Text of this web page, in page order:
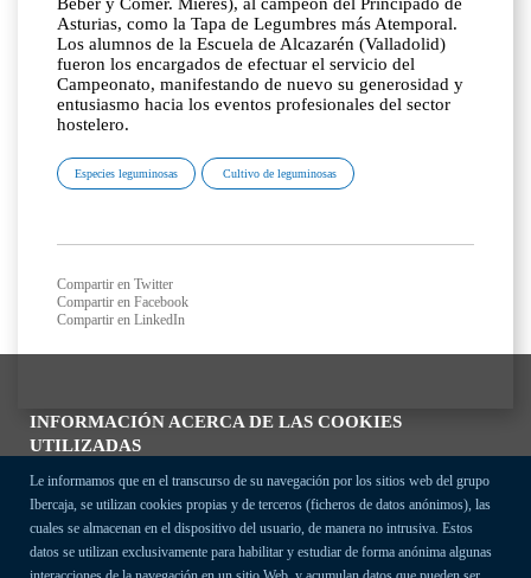
INFORMACIÓN ACERCA DE LAS COOKIES
UTILIZADAS
Le informamos que en el transcurso de su navegación por los sitios web del grupo
Ibercaja, se utilizan cookies propias y de terceros (ficheros de datos anónimos), las
cuales se almacenan en el dispositivo del usuario, de manera no intrusiva. Estos
datos se utilizan exclusivamente para habilitar y estudiar de forma anónima algunas
Asturias, como la Tapa de Legumbres más Atemporal.
Los alumnos de la Escuela de Alcazarén (Valladolid)
fueron los encargados de efectuar el servicio del
Campeonato, manifestando de nuevo su generosidad y
entusiasmo hacia los eventos profesionales del sector
hostelero.
Especies leguminosas Cultivo de leguminosas
Compartir en Twitter
Compartir en Facebook
Compartir en LinkedIn